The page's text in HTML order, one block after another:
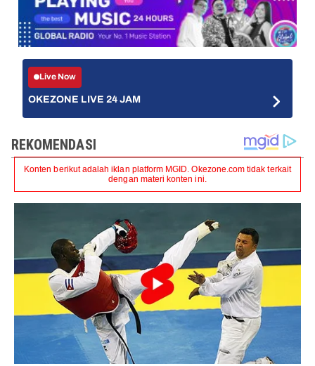
Live Now
OKEZONE LIVE 24 JAM